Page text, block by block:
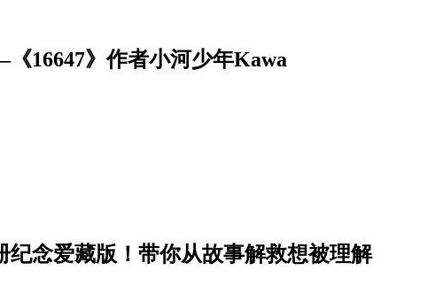
16647》作者小河少年Kawa
纪念爱藏版！带你从故事解救想被理解